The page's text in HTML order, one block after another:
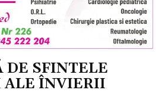
DE SFINTELE
ALE ÎNVIERII